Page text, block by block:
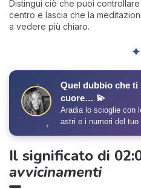
Distingui ciò che puoi
centro e lascia che la
a vedere più chiaro.
✦
✦
✧
Quel dubbio che ti
cuore… 💫
Aradia lo scioglie con
astri e i numeri del tuo
Il significato di
avvicinamenti